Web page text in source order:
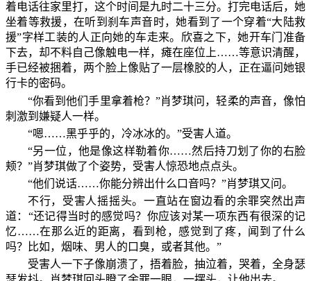
着电话往家里打，这个时间是九时二十三分。打完电话后，她
坐着等救援，在听到刹车声音时，她看到了一个穿着“大陆救
援”字样工装的人正向她的车走来。欣喜之下，她开车门准备
下去，却不料自己像触电一样，瘫在座位上……等意识清醒，
手已经被捆着，两个脸上像贴了一层橡胶的人，正在逼问她银
行卡的密码。
“你看到他们手里拿着枪？”肖梦琪问，轻柔的声音，像怕
刺激到嫌疑人一样。
“嗯……黑乎乎的，冷冰冰的。”受害人道。
“另一位，他是像这样勒着你……然后持刀划了你的右脸
颊？”肖梦琪做了个姿势，受害人惊恐地点点头。
“他们说话……你能分辨出什么口音吗？”肖梦琪又问。
不行，受害人摇摇头。一直站在窗边看的余罪突然出声
道：“还记得当时的感觉吗？你应该对某一项东西有很深的记
忆……在那么近的距离，看到枪，感觉到了疼，闻到了什么
吗？比如，烟味、男人的口臭，或者其他。”
受害人一下子像崩溃了，捂着脸，抽泣着，哭着，全身瑟